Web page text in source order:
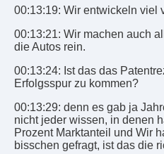
00:13:19: Wir entwickeln viel
00:13:21: Wir machen auch
die Autos rein.
00:13:24: Ist das das
Erfolgsspur zu kommen?
00:13:29: denn es gab ja
nicht jeder wissen, in denen
Prozent Marktanteil und Wir
bisschen gefragt, ist das die